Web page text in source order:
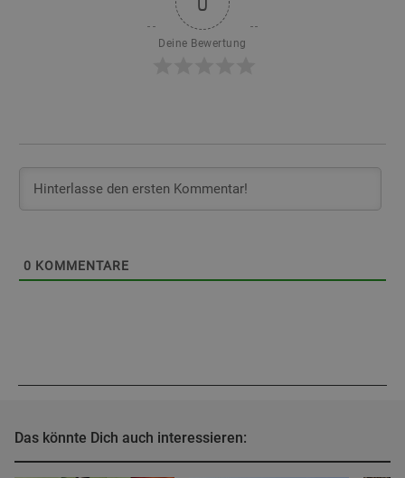
Deine Bewertung
0 KOMMENTARE
Das könnte Dich auch interessieren: